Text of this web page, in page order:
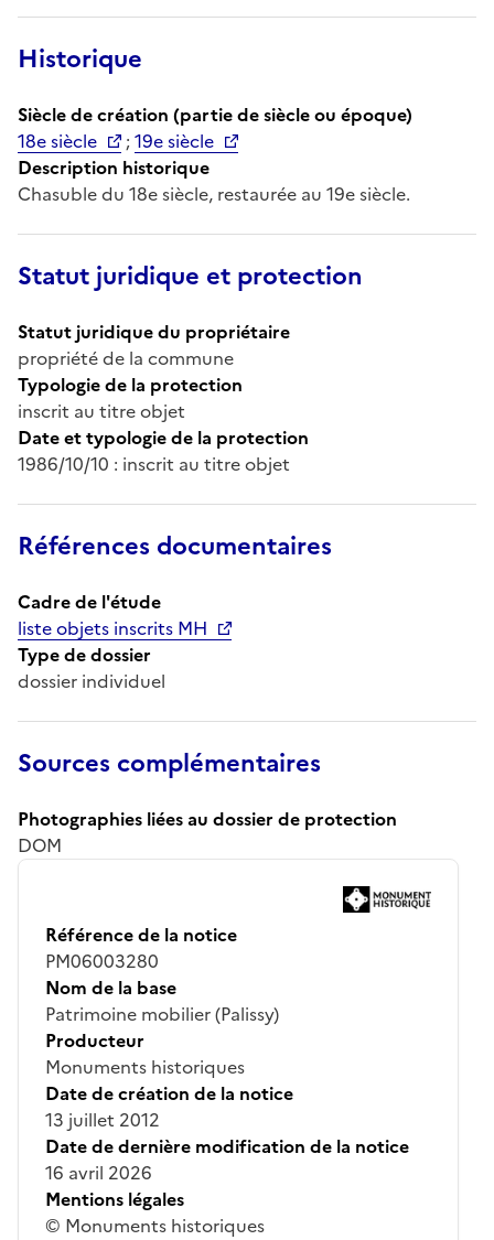
Historique
Siècle de création (partie de siècle ou époque)
18e siècle
;19e siècle
Description historique
Chasuble du 18e siècle, restaurée au 19e siècle.
Statut juridique et protection
Statut juridique du propriétaire
propriété de la commune
Typologie de la protection
inscrit au titre objet
Date et typologie de la protection
1986/10/10 : inscrit au titre objet
Références documentaires
Cadre de l'étude
liste objets inscrits MH
Type de dossier
dossier individuel
Sources complémentaires
Photographies liées au dossier de protection
DOM
Référence de la notice
PM06003280
Nom de la base
Patrimoine mobilier (Palissy)
Producteur
Monuments historiques
Date de création de la notice
13 juillet 2012
Date de dernière modification de la notice
16 avril 2026
Mentions légales
© Monuments historiques